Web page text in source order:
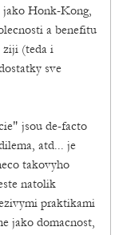
jako Honk-Kong,
a benefitu
ziji (teda i
sve
jsou de-facto
atd... je
takovyho
natolik
praktikami
jako domacnost,